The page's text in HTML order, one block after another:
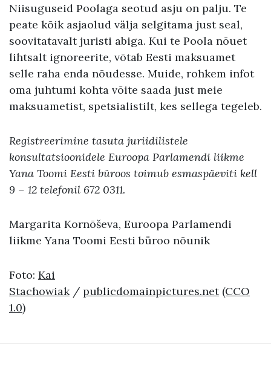
Niisuguseid Poolaga seotud asju on palju. Te
peate kõik asjaolud välja selgitama just seal,
soovitatavalt juristi abiga. Kui te Poola nõuet
lihtsalt ignoreerite, võtab Eesti maksuamet
selle raha enda nõudesse. Muide, rohkem infot
oma juhtumi kohta võite saada just meie
maksuametist, spetsialistilt, kes sellega tegeleb.
Registreerimine tasuta juriidilistele
konsultatsioonidele Euroopa Parlamendi liikme
Yana Toomi Eesti büroos toimub esmaspäeviti kell
9 – 12 telefonil 672 0311.
Margarita Kornõševa, Euroopa Parlamendi
liikme Yana Toomi Eesti büroo nõunik
Foto: Kai
Stachowiak/ publicdomainpictures.net (CCO
1.0)